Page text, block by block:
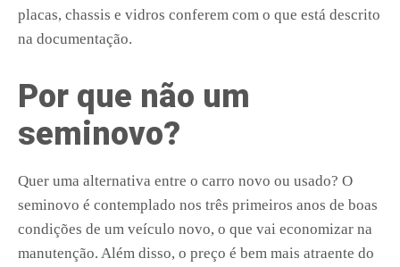
placas, chassis e vidros conferem com o que está descrito
na documentação.
Por que não um
seminovo?
Quer uma alternativa entre o carro novo ou usado? O
seminovo é contemplado nos três primeiros anos de boas
condições de um veículo novo, o que vai economizar na
manutenção. Além disso, o preço é bem mais atraente do